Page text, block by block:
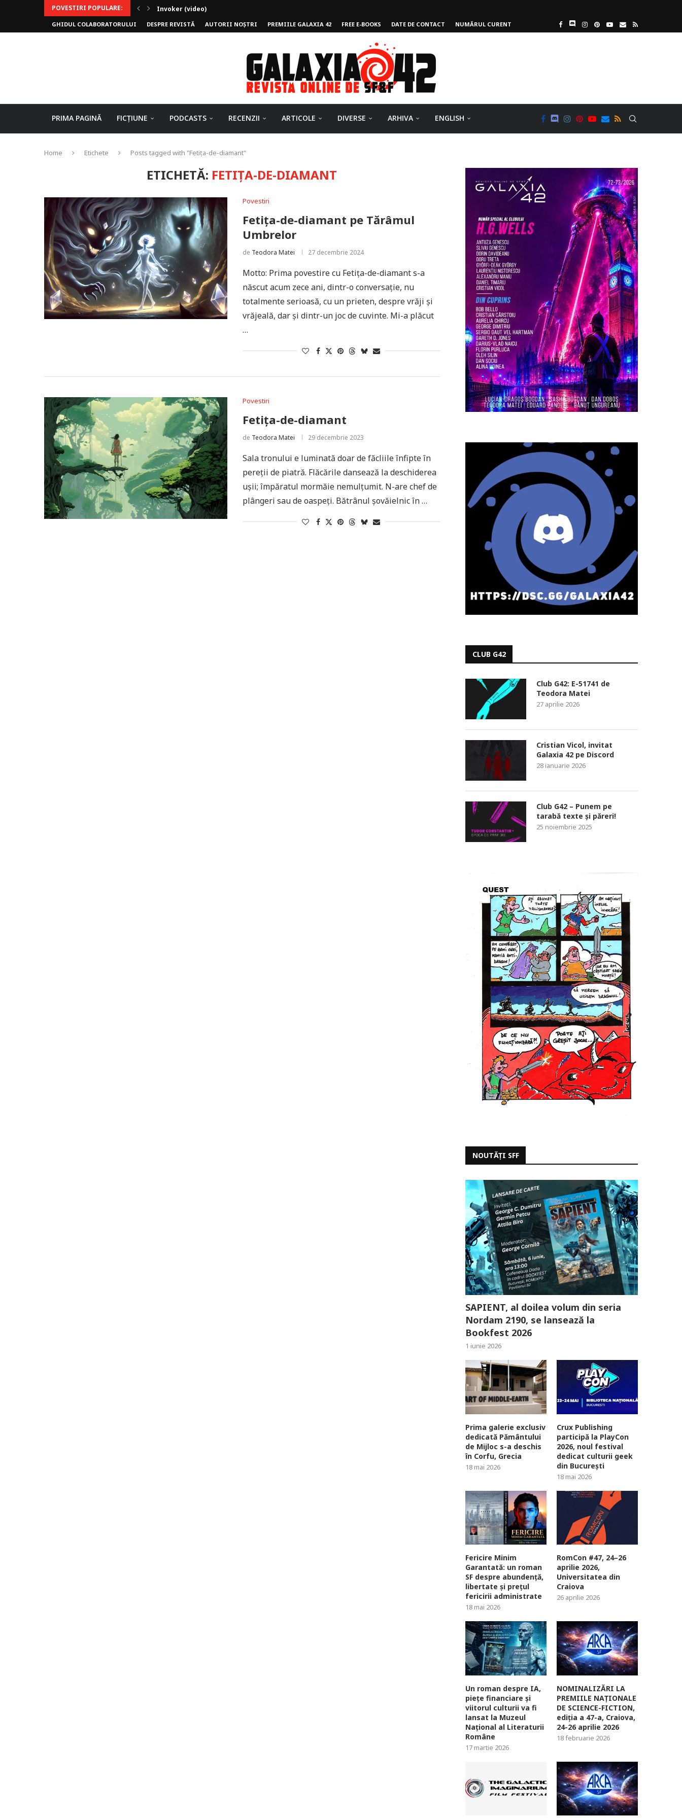
POVESTIRI POPULARE:
Invoker (video)
Alergarea de seară
Biblioteca lui Pavel
Rejuvenare
Falia
Arhivele Dincolo-Timpului
Axa lui Heron
Jumătatea goală
GHIDUL COLABORATORULUI DESPRE REVISTĂ AUTORII NOȘTRI PREMIILE GALAXIA 42 FREE E-BOOKS DATE DE CONTACT NUMĂRUL CURENT
PRIMA PAGINĂ FICȚIUNE PODCASTS RECENZII ARTICOLE DIVERSE ARHIVA ENGLISH
Home Etichete Posts tagged with "Fetița-de-diamant"
ETICHETĂ: FETIȚA-DE-DIAMANT
Povestiri
Fetița-de-diamant pe Tărâmul
Umbrelor
de Teodora Matei 27 decembrie 2024
Motto: Prima povestire cu Fetița-de-diamant s-a
născut acum zece ani, dintr-o conversație, nu
totalmente serioasă, cu un prieten, despre vrăji și
vrăjeală, dar și dintr-un joc de cuvinte. Mi-a plăcut
…
Povestiri
Fetița-de-diamant
de Teodora Matei 29 decembrie 2023
Sala tronului e luminată doar de făcliile înfipte în
pereții de piatră. Flăcările dansează la deschiderea
ușii; împăratul mormăie nemulțumit. N-are chef de
plângeri sau de oaspeți. Bătrânul șovăielnic în …
CLUB G42
Club G42: E-51741 de
Teodora Matei
27 aprilie 2026
Cristian Vicol, invitat
Galaxia 42 pe Discord
28 ianuarie 2026
Club G42 – Punem pe
tarabă texte și păreri!
25 noiembrie 2025
NOUTĂȚI SFF
SAPIENT, al doilea volum din seria
Nordam 2190, se lansează la
Bookfest 2026
1 iunie 2026
Prima galerie exclusiv
dedicată Pământului
de Mijloc s-a deschis
în Corfu, Grecia
18 mai 2026
Crux Publishing
participă la PlayCon
2026, noul festival
dedicat culturii geek
din București
18 mai 2026
Fericire Minim
Garantată: un roman
SF despre abundență,
libertate și prețul
fericirii administrate
18 mai 2026
RomCon #47, 24–26
aprilie 2026,
Universitatea din
Craiova
26 aprilie 2026
Un roman despre IA,
piețe financiare și
viitorul culturii va fi
lansat la Muzeul
Național al Literaturii
Române
17 martie 2026
NOMINALIZĂRI LA
PREMIILE NAȚIONALE
DE SCIENCE-FICTION,
ediția a 47-a, Craiova,
24-26 aprilie 2026
18 februarie 2026